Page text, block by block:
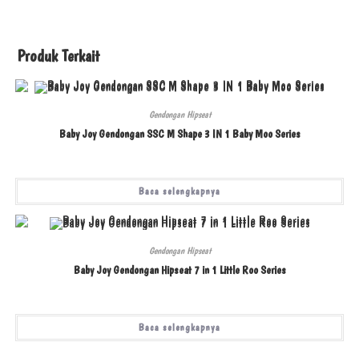
Produk Terkait
Gendongan Hipseat
Baby Joy Gendongan SSC M Shape 3 IN 1 Baby Moo Series
Baca selengkapnya
Gendongan Hipseat
Baby Joy Gendongan Hipseat 7 in 1 Little Roo Series
Baca selengkapnya